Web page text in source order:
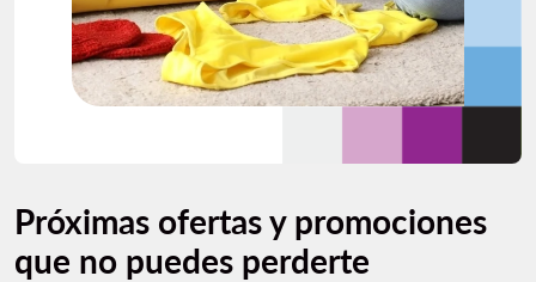
Próximas ofertas y promociones
que no puedes perderte